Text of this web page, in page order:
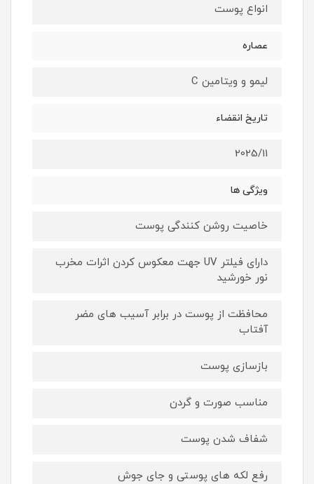
انواع پوست
عصاره
لیمو و ویتامین C
تاریخ انقضاء
2025/11
ویژگی ها
خاصیت روشن کنندگی پوست
دارای فیلتر UV جهت معکوس کردن اثرات مخرب
نور خورشید
محافظت از پوست در برابر آسیب های مضر
آفتاب
بازسازی پوست
مناسب صورت و گردن
شفاف شدن پوست
رفع لکه های پوستی و جای جوش